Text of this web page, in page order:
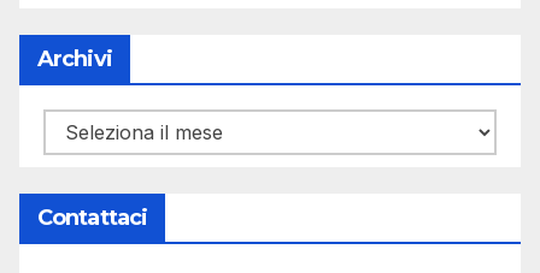
Archivi
Archivi
Contattaci